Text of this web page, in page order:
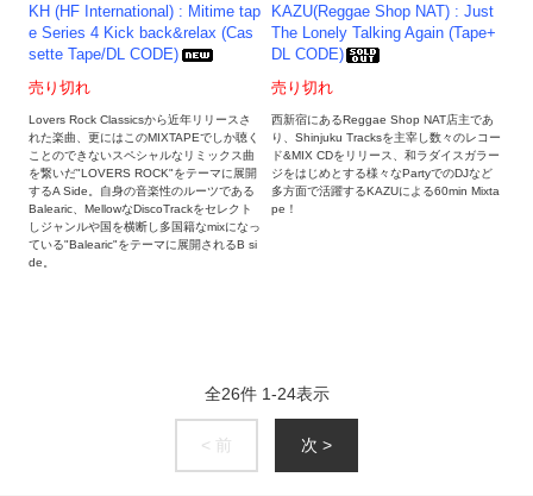
KH (HF International) : Mitime tap
e Series 4 Kick back&relax (Cas
sette Tape/DL CODE)
売り切れ
Lovers Rock Classicsから近年リリースさ
れた楽曲、更にはこのMIXTAPEでしか聴く
ことのできないスペシャルなリミックス曲
を繋いだ"LOVERS ROCK"をテーマに展開
するA Side。自身の音楽性のルーツである
Balearic、MellowなDiscoTrackをセレクト
しジャンルや国を横断し多国籍なmixになっ
ている"Balearic"をテーマに展開されるB si
de。
KAZU(Reggae Shop NAT) : Just
The Lonely Talking Again (Tape+
DL CODE)
売り切れ
西新宿にあるReggae Shop NAT店主であ
り、Shinjuku Tracksを主宰し数々のレコー
ド&MIX CDをリリース、和ラダイスガラー
ジをはじめとする様々なPartyでのDJなど
多方面で活躍するKAZUによる60min Mixta
pe！
全26件 1-24表示
< 前 次 >